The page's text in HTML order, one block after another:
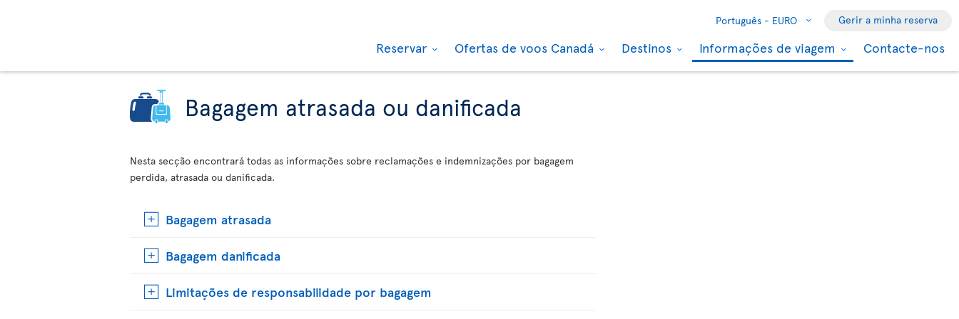
Português - EURO Gerir a minha reserva
Reservar Ofertas de voos Canadá Destinos Informações de viagem Contacte-nos
Bagagem atrasada ou danificada
Nesta secção encontrará todas as informações sobre reclamações e indemnizações por bagagem
perdida, atrasada ou danificada.
Bagagem atrasada
Bagagem danificada
Limitações de responsabilidade por bagagem